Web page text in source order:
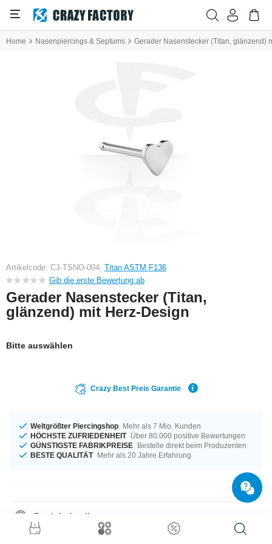
Home Nasenpiercings & Septums Gerader Nasenstecker (Titan, glänzend)
Artikelcode: CJ-TSNO-004, Titan ASTM F136
Gib die erste Bewertung ab
Gerader Nasenstecker (Titan,
glänzend) mit Herz-Design
Bitte auswählen
Crazy Best Preis Garantie
Weltgrößter Piercingshop Mehr als 7 Mio. Kunden
HÖCHSTE ZUFRIEDENHEIT Über 80.000 positive Bewertungen
GÜNSTIGSTE FABRIKPREISE Bestelle direkt beim Produzenten
BESTE QUALITÄT Mehr als 20 Jahre Erfahrung
Produktdetails
Groß oder klein, das entscheidest du allein – verfügbar in den